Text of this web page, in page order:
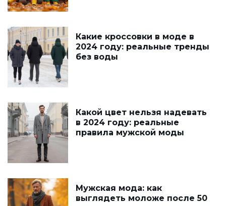
Какие кроссовки в моде в
2024 году: реальные тренды
без воды
Какой цвет нельзя надевать
в 2024 году: реальные
правила мужской моды
Мужская мода: как
выглядеть моложе после 50